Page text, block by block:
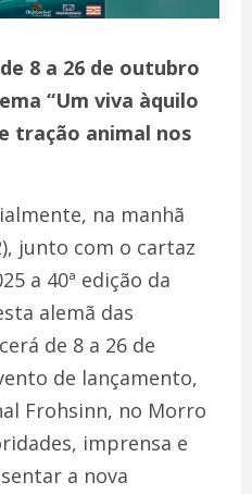
8 a 26 de outubro
“Um viva àquilo
tração animal nos
na manhã
junto com o cartaz
a 40ª edição da
alemã das
de 8 a 26 de
de lançamento,
Frohsinn, no Morro
imprensa e
a nova